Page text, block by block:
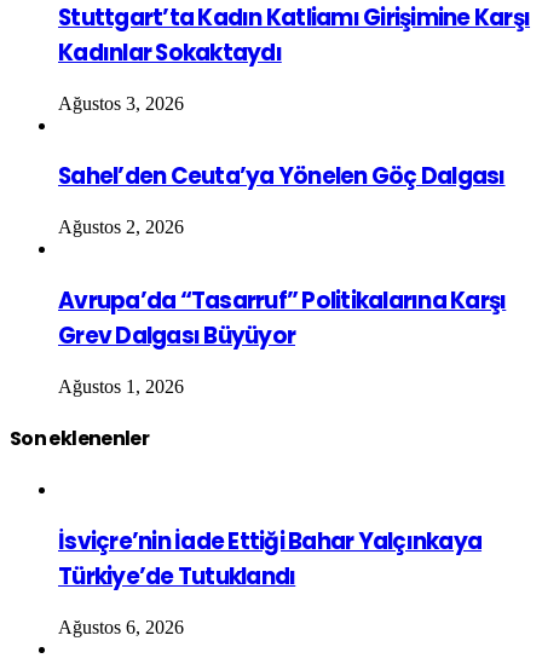
Stuttgart’ta Kadın Katliamı Girişimine Karşı
Kadınlar Sokaktaydı
Ağustos 3, 2026
Sahel’den Ceuta’ya Yönelen Göç Dalgası
Ağustos 2, 2026
Avrupa’da “Tasarruf” Politikalarına Karşı
Grev Dalgası Büyüyor
Ağustos 1, 2026
Son eklenenler
İsviçre’nin İade Ettiği Bahar Yalçınkaya
Türkiye’de Tutuklandı
Ağustos 6, 2026